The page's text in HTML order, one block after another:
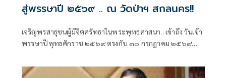
สู่พรรษาปี ๒๕๖๙ .. ณ วัดป่าฯ สกลนคร!!
เจริญพรสาธุชนผู้มีจิตศรัทธาในพระพุทธศาสนา.. เข้าถึง วันเข้า
พรรษาปีพุทธศักราช ๒๕๖๙ ตรงกับ ๓๐ กรกฎาคม ๒๕๖๙
สืบกันมา ได้แก่ การแสวงหาที่พักจำพรรษา.. ซึ่งปีที่ผ่านมาได้รับ